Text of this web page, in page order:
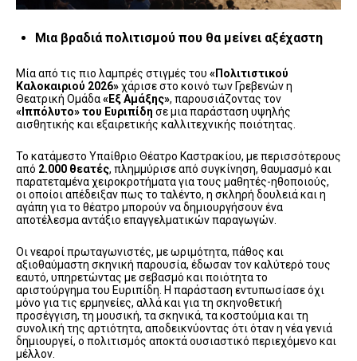
Μια βραδιά πολιτισμού που θα μείνει αξέχαστη
Μία από τις πιο λαμπρές στιγμές του «Πολιτιστικού
Καλοκαιριού 2026»χάρισε στο κοινό των Γρεβενών η
Θεατρική Ομάδα«Εξ Αμάξης», παρουσιάζοντας τον
«Ιππόλυτο» του Ευριπίδη σε μια παράσταση υψηλής
αισθητικής και εξαιρετικής καλλιτεχνικής ποιότητας.
Το κατάμεστο Υπαίθριο Θέατρο Καστρακίου, με περισσότερους
από 2.000 θεατές, πλημμύρισε από συγκίνηση, θαυμασμό και
παρατεταμένα χειροκροτήματα για τους μαθητές-ηθοποιούς,
οι οποίοι απέδειξαν πως το ταλέντο, η σκληρή δουλειά και η
αγάπη για το θέατρο μπορούν να δημιουργήσουν ένα
αποτέλεσμα αντάξιο επαγγελματικών παραγωγών.
Οι νεαροί πρωταγωνιστές, με ωριμότητα, πάθος και
αξιοθαύμαστη σκηνική παρουσία, έδωσαν τον καλύτερό τους
εαυτό, υπηρετώντας με σεβασμό και ποιότητα το
αριστούργημα του Ευριπίδη. Η παράσταση εντυπωσίασε όχι
μόνο για τις ερμηνείες, αλλά και για τη σκηνοθετική
προσέγγιση, τη μουσική, τα σκηνικά, τα κοστούμια και τη
συνολική της αρτιότητα, αποδεικνύοντας ότι όταν η νέα γενιά
δημιουργεί, ο πολιτισμός αποκτά ουσιαστικό περιεχόμενο και
μέλλον.